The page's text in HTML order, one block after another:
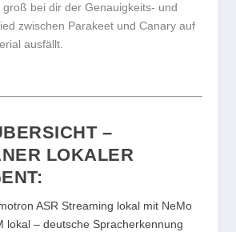
groß bei dir der Genauigkeits- und
zwischen Parakeet und Canary auf
ausfällt.
–
LOKALER
ASR Streaming lokal mit NeMo
lokal – deutsche Spracherkennung